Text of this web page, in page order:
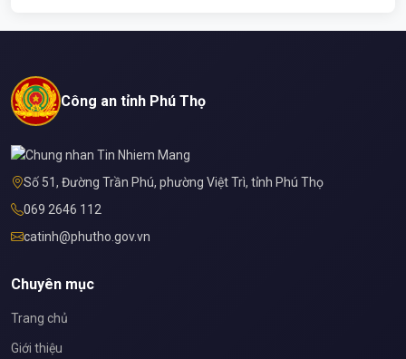
Công an tỉnh Phú Thọ
Số 51, Đường Trần Phú, phường Việt Trì, tỉnh Phú Thọ
069 2646 112
catinh@phutho.gov.vn
Chuyên mục
Trang chủ
Giới thiệu